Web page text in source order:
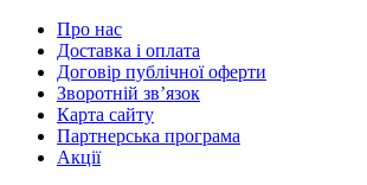
Про нас
Доставка і оплата
Договір публічної оферти
Зворотній зв’язок
Карта сайту
Партнерська програма
Акції